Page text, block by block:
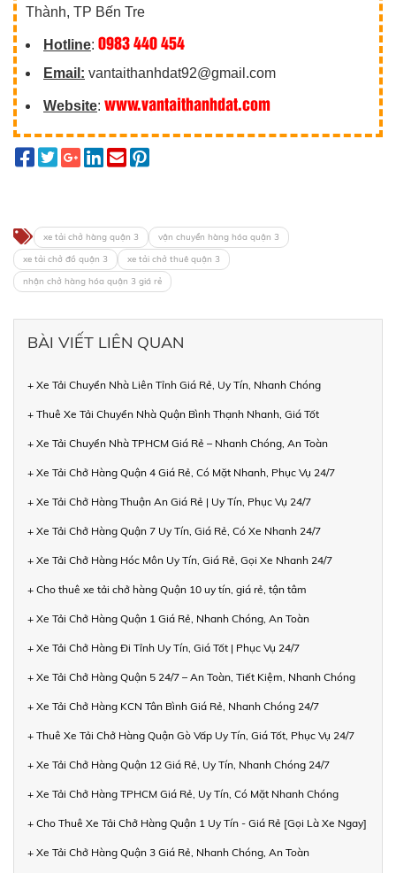
Thành, TP Bến Tre
Hotline: 0983 440 454
Email: vantaithanhdat92@gmail.com
Website: www.vantaithanhdat.com
xe tải chở hàng quận 3
vận chuyển hàng hóa quận 3
xe tải chở đồ quận 3
xe tải chở thuê quận 3
nhận chở hàng hóa quận 3 giá rẻ
BÀI VIẾT LIÊN QUAN
+ Xe Tải Chuyển Nhà Liên Tỉnh Giá Rẻ, Uy Tín, Nhanh Chóng
+ Thuê Xe Tải Chuyển Nhà Quận Bình Thạnh Nhanh, Giá Tốt
+ Xe Tải Chuyển Nhà TPHCM Giá Rẻ – Nhanh Chóng, An Toàn
+ Xe Tải Chở Hàng Quận 4 Giá Rẻ, Có Mặt Nhanh, Phục Vụ 24/7
+ Xe Tải Chở Hàng Thuận An Giá Rẻ | Uy Tín, Phục Vụ 24/7
+ Xe Tải Chở Hàng Quận 7 Uy Tín, Giá Rẻ, Có Xe Nhanh 24/7
+ Xe Tải Chở Hàng Hóc Môn Uy Tín, Giá Rẻ, Gọi Xe Nhanh 24/7
+ Cho thuê xe tải chở hàng Quận 10 uy tín, giá rẻ, tận tâm
+ Xe Tải Chở Hàng Quận 1 Giá Rẻ, Nhanh Chóng, An Toàn
+ Xe Tải Chở Hàng Đi Tỉnh Uy Tín, Giá Tốt | Phục Vụ 24/7
+ Xe Tải Chở Hàng Quận 5 24/7 – An Toàn, Tiết Kiệm, Nhanh Chóng
+ Xe Tải Chở Hàng KCN Tân Bình Giá Rẻ, Nhanh Chóng 24/7
+ Thuê Xe Tải Chở Hàng Quận Gò Vấp Uy Tín, Giá Tốt, Phục Vụ 24/7
+ Xe Tải Chở Hàng Quận 12 Giá Rẻ, Uy Tín, Nhanh Chóng 24/7
+ Xe Tải Chở Hàng TPHCM Giá Rẻ, Uy Tín, Có Mặt Nhanh Chóng
+ Cho Thuê Xe Tải Chở Hàng Quận 1 Uy Tín - Giá Rẻ [Gọi Là Xe Ngay]
+ Xe Tải Chở Hàng Quận 3 Giá Rẻ, Nhanh Chóng, An Toàn